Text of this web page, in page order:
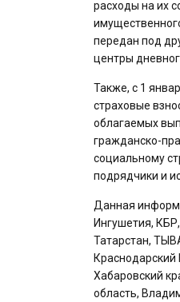
расходы на их
передан под
центры
Также, с 1
страховые
облагаемых
гражданско-
социальному
подрядчики и
Данная
Ингушетия,
Татарстан,
Хабаровский
область,